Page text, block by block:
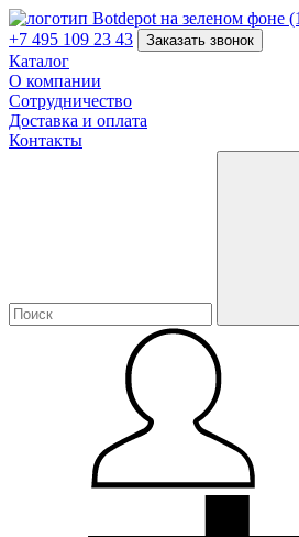
+7 495 109 23 43 Заказать звонок
Каталог
О компании
Сотрудничество
Доставка и оплата
Контакты